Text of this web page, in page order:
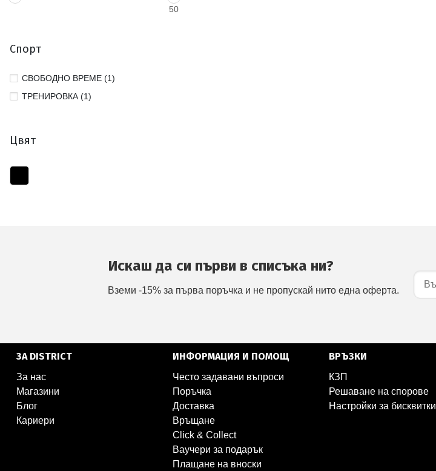
50
Спорт
СВОБОДНО ВРЕМЕ (1)
ТРЕНИРОВКА (1)
Цвят
Искаш да си първи в списъка ни?
Вземи -15% за първа поръчка и не пропускай нито една оферта.
ЗА DISTRICT
За нас
Магазини
Блог
Кариери
ИНФОРМАЦИЯ И ПОМОЩ
Често задавани въпроси
Поръчка
Доставка
Връщане
Click & Collect
Ваучери за подарък
Плащане на вноски
ВРЪЗКИ
КЗП
Решаване на спорове
Настройки за бисквитки